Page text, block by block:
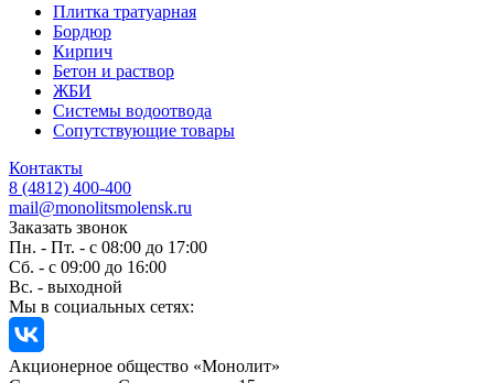
Плитка тратуарная
Бордюр
Кирпич
Бетон и раствор
ЖБИ
Системы водоотвода
Сопутствующие товары
Контакты
8 (4812) 400-400
mail@monolitsmolensk.ru
Заказать звонок
Пн. - Пт. - с 08:00 до 17:00
Сб. - с 09:00 до 16:00
Вс. - выходной
Мы в социальных сетях:
Акционерное общество «Монолит»